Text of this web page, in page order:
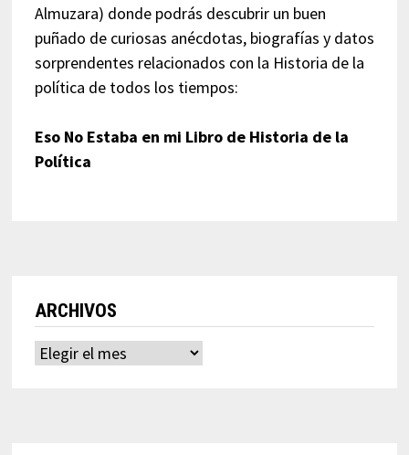
Almuzara) donde podrás descubrir un buen
puñado de curiosas anécdotas, biografías y datos
sorprendentes relacionados con la Historia de la
política de todos los tiempos:
Eso No Estaba en mi Libro de Historia de la
Política
ARCHIVOS
Archivos